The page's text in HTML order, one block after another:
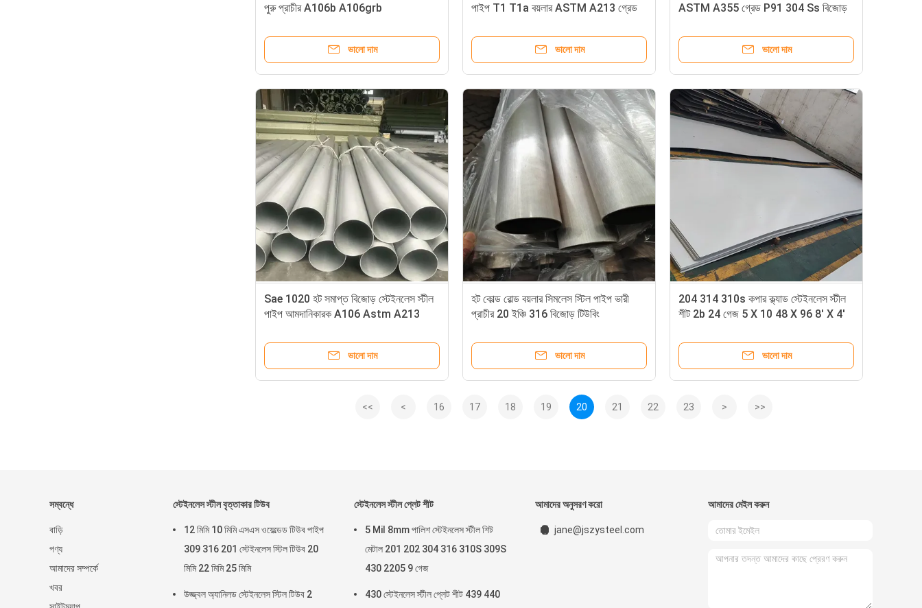
পুরু প্রাচীর A106b A106grb
ভালো দাম
পাইপ T1 T1a বয়লার ASTM A213 গ্রেড
ভালো দাম
ASTM A355 গ্রেড P91 304 Ss বিজোড়
ভালো দাম
Sae 1020 হট সমাপ্ত বিজোড় স্টেইনলেস স্টীল
পাইপ আমদানিকারক A106 Astm A213
ভালো দাম
হট কোল্ড রোল্ড বয়লার সিমলেস স্টিল পাইপ ভারী
প্রাচীর 20 ইঞ্চি 316 বিজোড় টিউবিং
ভালো দাম
204 314 310s কপার ক্ল্যাড স্টেইনলেস স্টীল
শীট 2b 24 গেজ 5 X 10 48 X 96 8' X 4'
ভালো দাম
<< < 16 17 18 19 20 21 22 23 > >>
সম্বন্ধে
বাড়ি
পণ্য
আমাদের সম্পর্কে
খবর
স্টেইনলেস স্টীল বৃত্তাকার টিউব
12 মিমি 10 মিমি এসএস ওয়েল্ডেড টিউব পাইপ
309 316 201 স্টেইনলেস স্টিল টিউব 20
মিমি 22 মিমি 25 মিমি
উজ্জ্বল অ্যানিলড স্টেইনলেস স্টিল টিউব 2
স্টেইনলেস স্টীল প্লেট শীট
5 Mil 8mm পালিশ স্টেইনলেস স্টীল শিট
মেটাল 201 202 304 316 310S 309S
430 2205 9 গেজ
430 স্টেইনলেস স্টীল প্লেট শীট 439 440
আমাদের অনুসরণ করো
jane@jszysteel.com
আমাদের মেইল ​​করুন